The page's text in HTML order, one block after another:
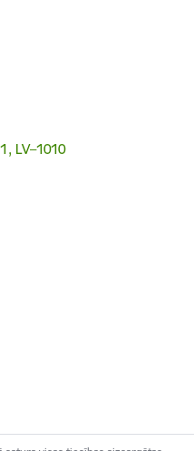
LV–1010